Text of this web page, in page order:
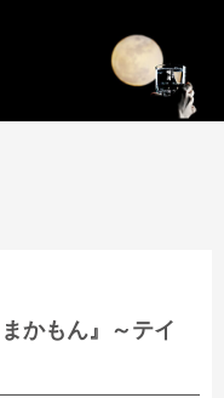
かもん』～テイ